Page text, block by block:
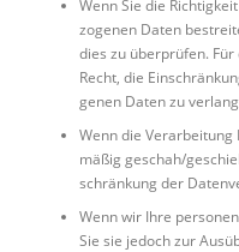
Wenn Sie die
zo­ge­nen Daten
dies zu über­prü­fen.
Recht, die
ge­nen Daten zu
Wenn die
mä­ßig geschah/
schrän­kung der
Wenn wir Ihre
Sie sie jedoch zur